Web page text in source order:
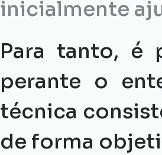
inicialmente
Para tanto, é
perante o
técnica
de forma